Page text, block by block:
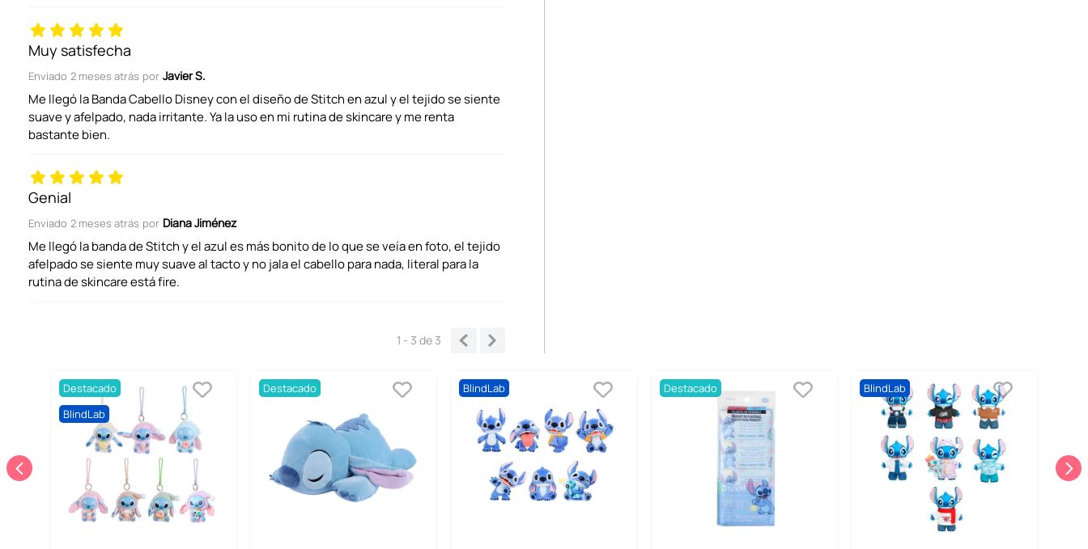
Tu nombre
Dirección de email
ENVIAR COMENTARIO
Muy satisfecha
Enviado 2 meses atrás por Javier S.
Me llegó la Banda Cabello Disney con el diseño de Stitch en azul y el tejido se siente
suave y afelpado, nada irritante. Ya la uso en mi rutina de skincare y me renta
bastante bien.
Genial
Enviado 2 meses atrás por Diana Jiménez
Me llegó la banda de Stitch y el azul es más bonito de lo que se veía en foto, el tejido
afelpado se siente muy suave al tacto y no jala el cabello para nada, literal para la
rutina de skincare está fire.
1 - 3de 3
Destacado
BlindLab
Destacado BlindLab Destacado BlindLab